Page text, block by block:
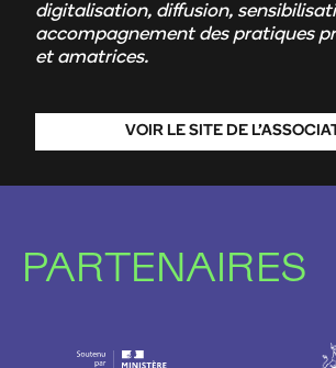
digitalisation, diffusion,
accompagnement des pratiques
et amatrices.
VOIR LE SITE DE
PARTENAIRES